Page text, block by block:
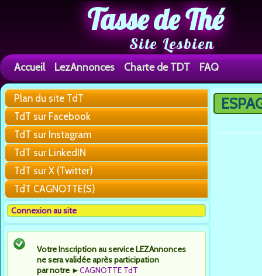
Tasse de Thé
Site Lesbien
Accueil LezAnnonces Charte de TDT FAQ
Plan du site TdT
TdT sur Facebook
TdT sur Instagram
TdT sur LinkedIN
TdT sur X (Twitter)
TdT CAGNOTTE(S)
Connexion au site
Votre Inscription au service LEZAnnonces
ne sera validée après participation
par notre ►CAGNOTTE TdT
Vous